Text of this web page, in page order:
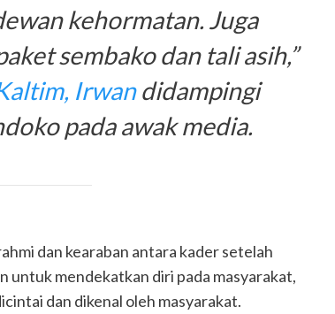
kehormatan. Juga
sembako dan tali asih,”
Irwandidampingi
pada awak media.
dan kearaban antara kader setelah
untuk mendekatkan diri pada masyarakat,
dan dikenal oleh masyarakat.